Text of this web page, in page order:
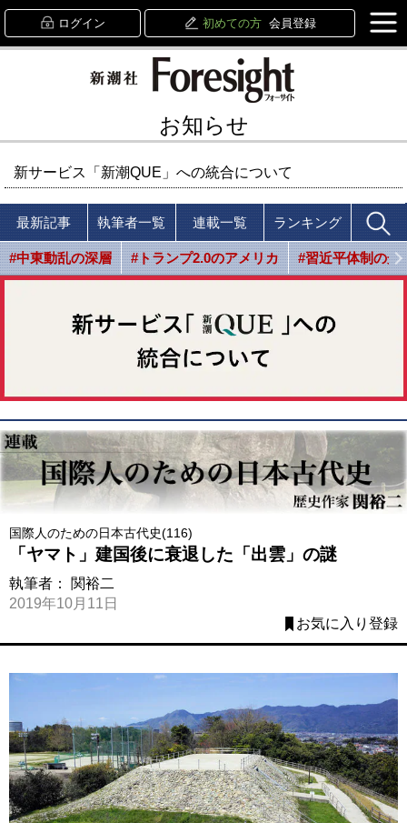
ログイン 初めての方 会員登録
お知らせ
新サービス「新潮QUE」への統合について
最新記事 執筆者一覧 連載一覧 ランキング
#中東動乱の深層 #トランプ2.0のアメリカ #習近平体制の光
国際人のための日本古代史(116)
「ヤマト」建国後に衰退した「出雲」の謎
執筆者： 関裕二
2019年10月11日
お気に入り登録